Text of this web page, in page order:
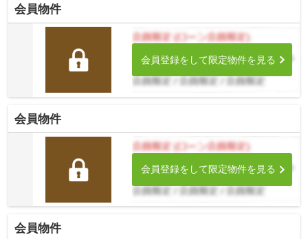
会員物件
会員登録をして限定物件を見る
会員物件
会員登録をして限定物件を見る
会員物件